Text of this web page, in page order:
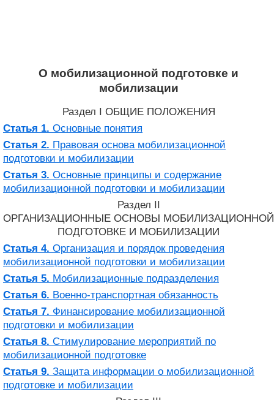
О мобилизационной подготовке и
мобилизации
Раздел I ОБЩИЕ ПОЛОЖЕНИЯ
Статья 1. Основные понятия
Статья 2. Правовая основа мобилизационной
подготовки и мобилизации
Статья 3. Основные принципы и содержание
мобилизационной подготовки и мобилизации
Раздел II
ОРГАНИЗАЦИОННЫЕ ОСНОВЫ МОБИЛИЗАЦИОННОЙ
ПОДГОТОВКЕ И МОБИЛИЗАЦИИ
Статья 4. Организация и порядок проведения
мобилизационной подготовки и мобилизации
Статья 5. Мобилизационные подразделения
Статья 6. Военно-транспортная обязанность
Статья 7. Финансирование мобилизационной
подготовки и мобилизации
Статья 8. Стимулирование мероприятий по
мобилизационной подготовке
Статья 9. Защита информации о мобилизационной
подготовке и мобилизации